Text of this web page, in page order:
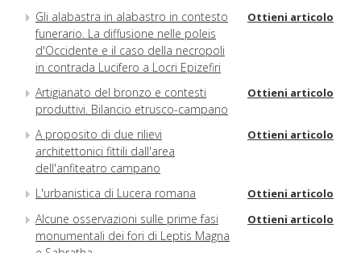
Gli alabastra in alabastro in contesto
funerario. La diffusione nelle poleis
d'Occidente e il caso della necropoli
in contrada Lucifero a Locri Epizefiri
Ottieni articolo
Artigianato del bronzo e contesti
produttivi. Bilancio etrusco-campano
Ottieni articolo
A proposito di due rilievi
architettonici fittili dall'area
dell'anfiteatro campano
Ottieni articolo
L'urbanistica di Lucera romana Ottieni articolo
Alcune osservazioni sulle prime fasi
monumentali dei fori di Leptis Magna
Ottieni articolo